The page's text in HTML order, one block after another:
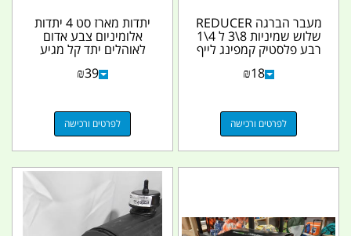
מעבר הברגה REDUCER
שלוש שמיניות 8\3 ל 4\1
רבע פלסטיק קמפינג לייף
₪18
לפרטים ורכישה
יתדות מארז סט 4 יתדות
אלומיניום צבע אדום
לאוהלים יתד קל מגיע
בנרתיק אורך כל יתד...
₪39
לפרטים ורכישה